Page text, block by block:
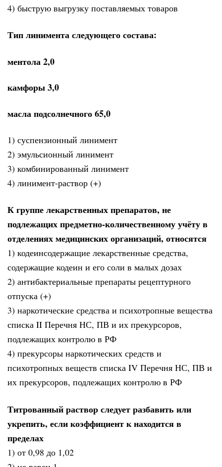
4) быструю выгрузку поставляемых товаров
Тип линимента следующего состава:
ментола 2,0
камфоры 3,0
масла подсолнечного 65,0
1) суспензионный линимент
2) эмульсионный линимент
3) комбинированный линимент
4) линимент-раствор (+)
К группе лекарственных препаратов, не
подлежащих предметно-количественному учёту в
отделениях медицинских организаций, относятся
1) кодеинсодержащие лекарственные средства,
содержащие кодеин и его соли в малых дозах
2) антибактериальные препараты рецептурного
отпуска (+)
3) наркотические средства и психотропные вещества
списка II Перечня НС, ПВ и их прекурсоров,
подлежащих контролю в РФ
4) прекурсоры наркотических средств и
психотропных веществ списка IV Перечня НС, ПВ и
их прекурсоров, подлежащих контролю в РФ
Титрованный раствор следует разбавить или
укрепить, если коэффициент к находится в
пределах
1) от 0,98 до 1,02